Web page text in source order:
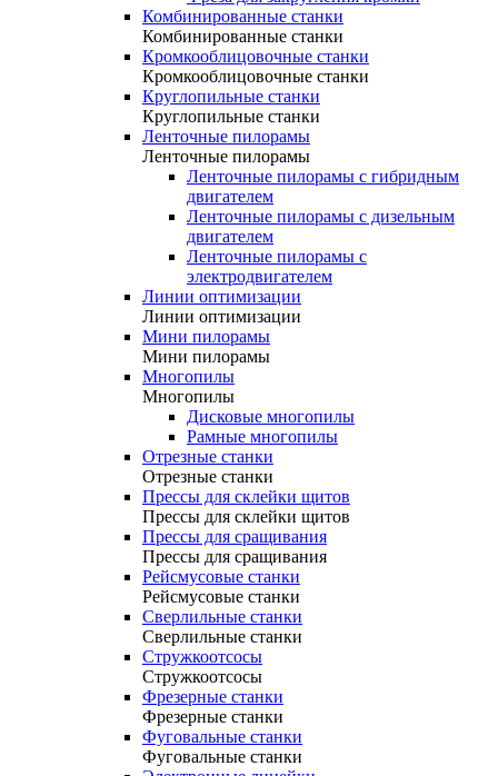
Комбинированные станки
Комбинированные станки
Кромкооблицовочные станки
Кромкооблицовочные станки
Круглопильные станки
Круглопильные станки
Ленточные пилорамы
Ленточные пилорамы
Ленточные пилорамы с гибридным
двигателем
Ленточные пилорамы с дизельным
двигателем
Ленточные пилорамы с
электродвигателем
Линии оптимизации
Линии оптимизации
Мини пилорамы
Мини пилорамы
Многопилы
Многопилы
Дисковые многопилы
Рамные многопилы
Отрезные станки
Отрезные станки
Прессы для склейки щитов
Прессы для склейки щитов
Прессы для сращивания
Прессы для сращивания
Рейсмусовые станки
Рейсмусовые станки
Сверлильные станки
Сверлильные станки
Стружкоотсосы
Стружкоотсосы
Фрезерные станки
Фрезерные станки
Фуговальные станки
Фуговальные станки